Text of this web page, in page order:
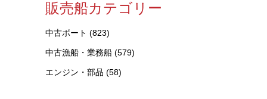
販売船カテゴリー
中古ボート (823)
中古漁船・業務船 (579)
エンジン・部品 (58)